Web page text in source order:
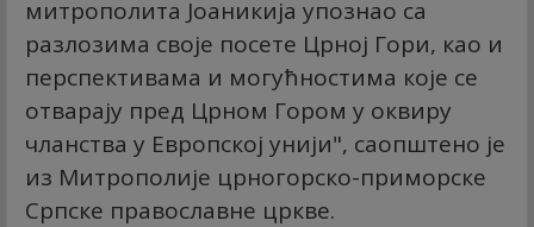
митрополита Јоаникија упознао са
разлозима своје посете Црној Гори, као и
перспективама и могућностима које се
отварају пред Црном Гором у оквиру
чланства у Европској унији", саопштено је
из Митрополије црногорско-приморске
Српске православне цркве.